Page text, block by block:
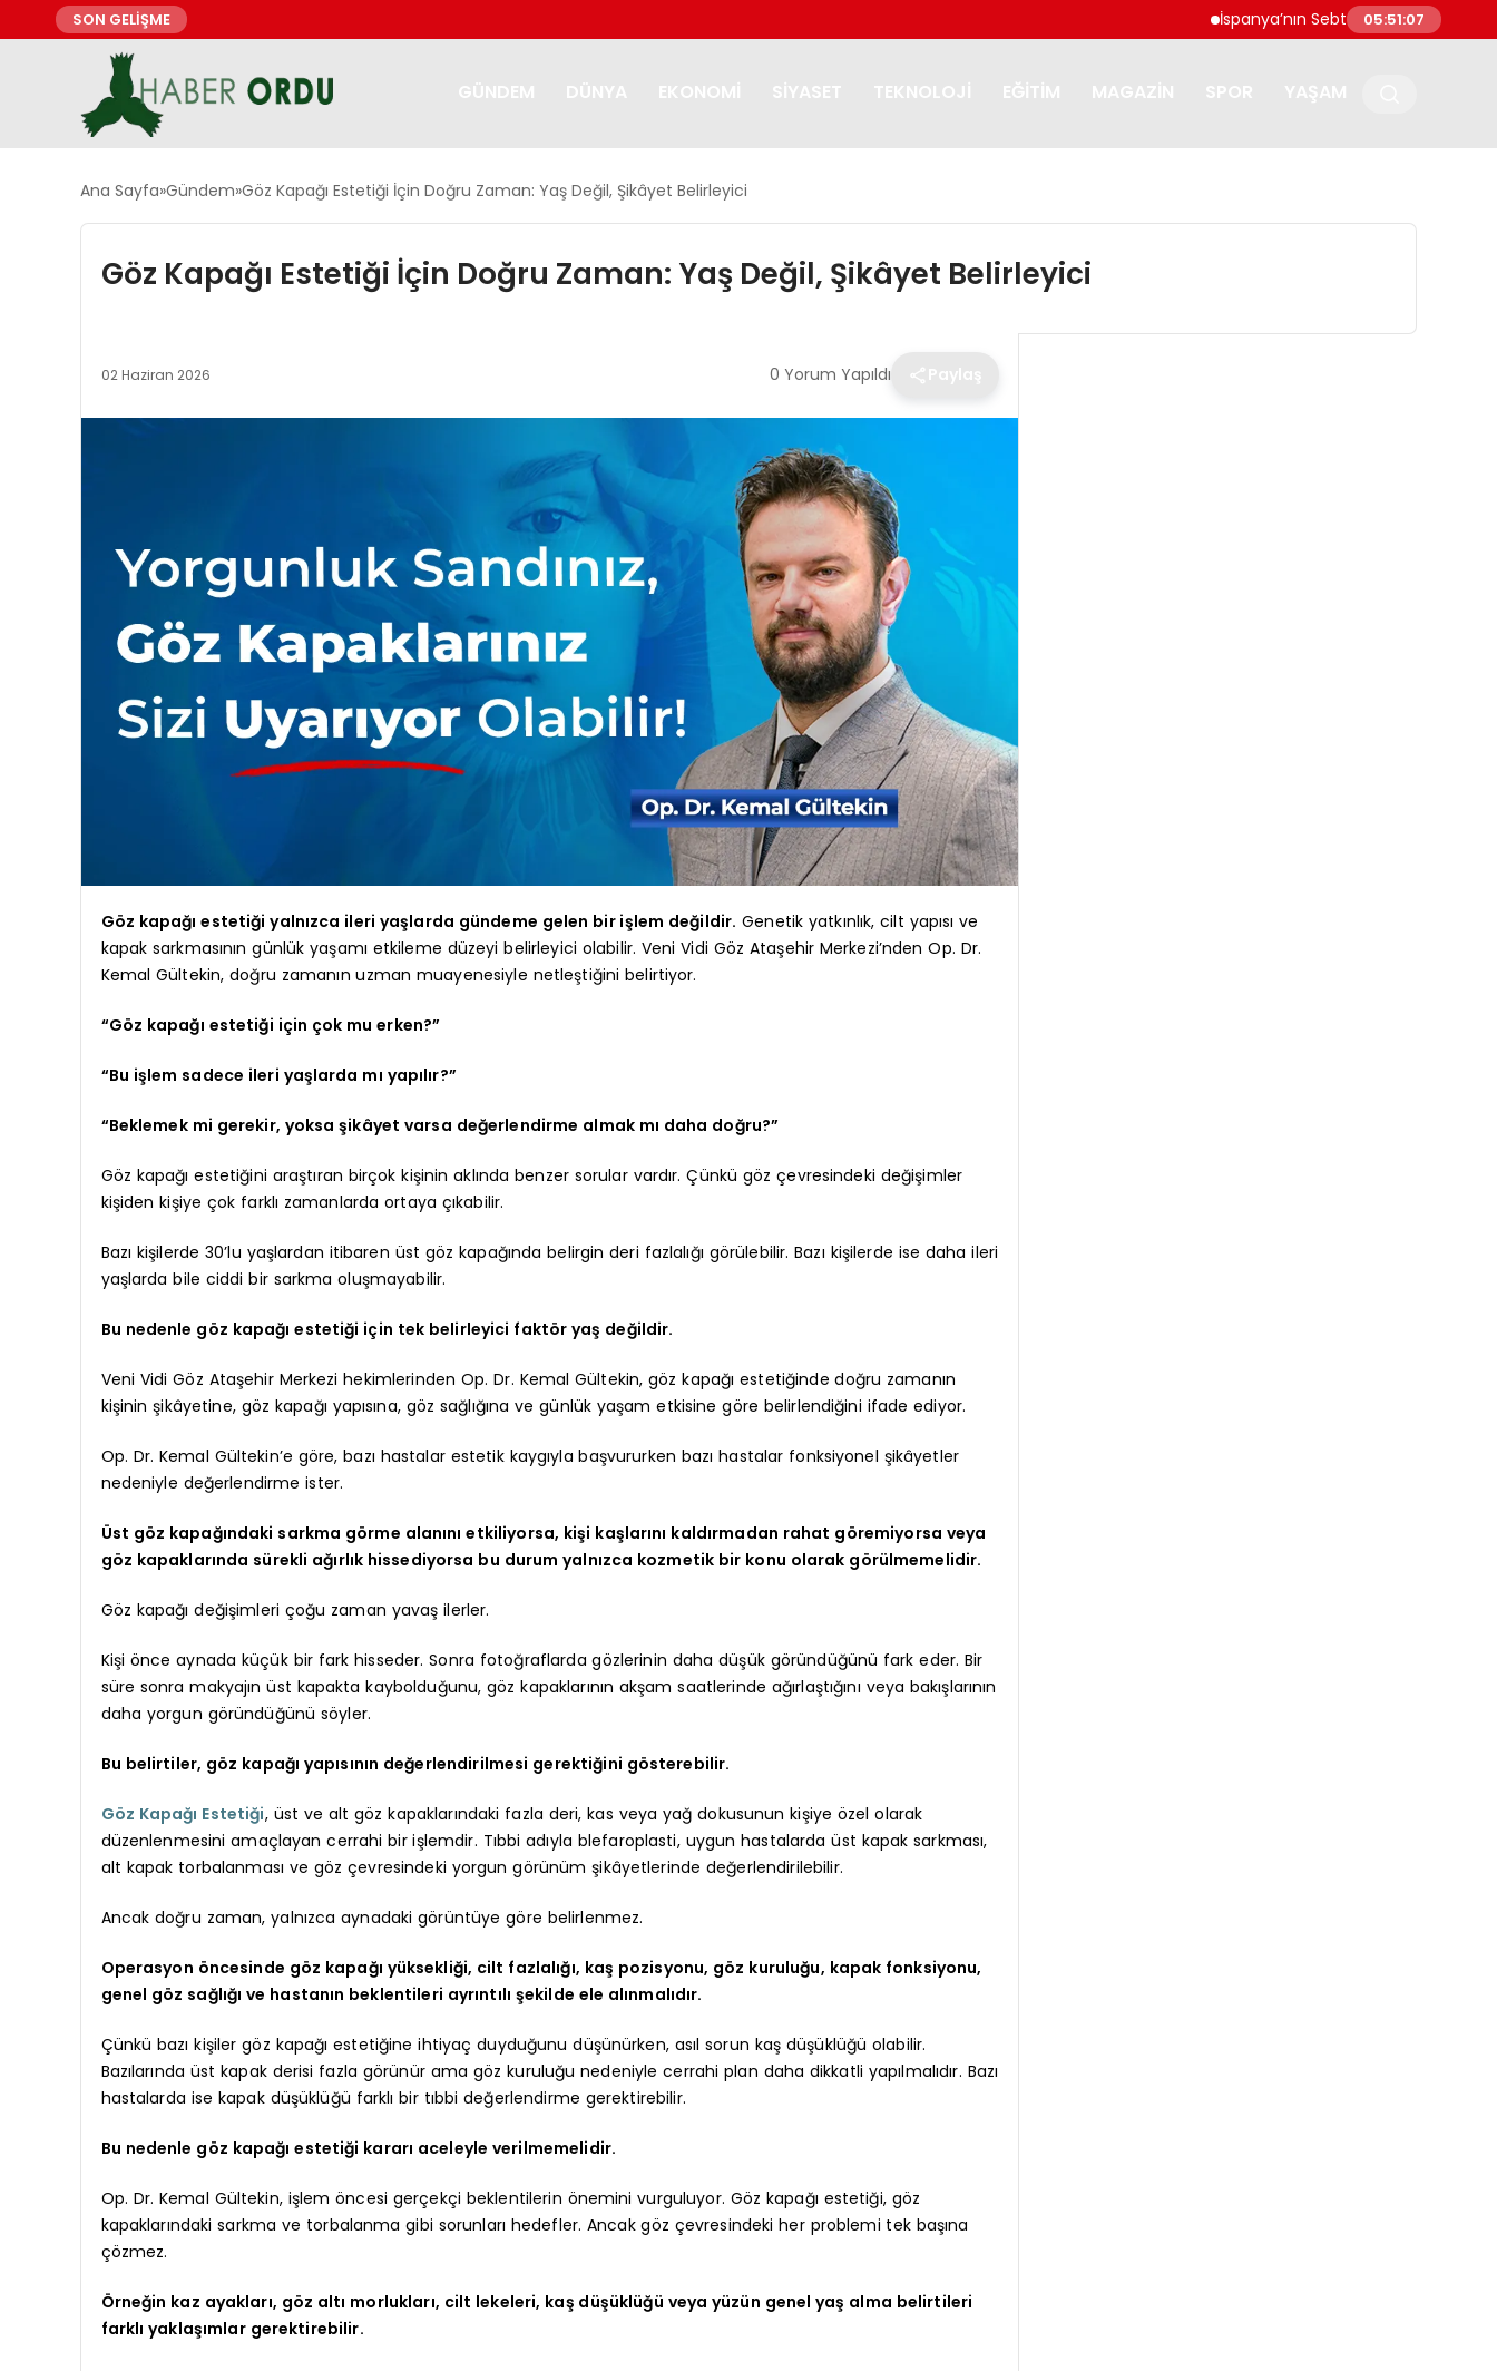
SON GELİŞME İspanya’nın Sebte kentine göçmen akını:
05:51:08
Ana Sayfa Gündem Göz Kapağı Estetiği İçin Doğru Zaman: Yaş Değil, Şikâyet Belirleyici
Göz Kapağı Estetiği İçin Doğru Zaman: Yaş Değil, Şikâyet Belirleyici
02 Haziran 2026 0 Yorum Yapıldı
Göz kapağı estetiği yalnızca ileri yaşlarda gündeme gelen bir işlem değildir. Genetik yatkınlık, cilt yapısı ve
kapak sarkmasının günlük yaşamı etkileme düzeyi belirleyici olabilir. Veni Vidi Göz Ataşehir Merkezi’nden Op. Dr.
Kemal Gültekin, doğru zamanın uzman muayenesiyle netleştiğini belirtiyor.
“Göz kapağı estetiği için çok mu erken?”
“Bu işlem sadece ileri yaşlarda mı yapılır?”
“Beklemek mi gerekir, yoksa şikâyet varsa değerlendirme almak mı daha doğru?”
Göz kapağı estetiğini araştıran birçok kişinin aklında benzer sorular vardır. Çünkü göz çevresindeki değişimler
kişiden kişiye çok farklı zamanlarda ortaya çıkabilir.
Bazı kişilerde 30’lu yaşlardan itibaren üst göz kapağında belirgin deri fazlalığı görülebilir. Bazı kişilerde ise daha ileri
yaşlarda bile ciddi bir sarkma oluşmayabilir.
Bu nedenle göz kapağı estetiği için tek belirleyici faktör yaş değildir.
Veni Vidi Göz Ataşehir Merkezi hekimlerinden Op. Dr. Kemal Gültekin, göz kapağı estetiğinde doğru zamanın
kişinin şikâyetine, göz kapağı yapısına, göz sağlığına ve günlük yaşam etkisine göre belirlendiğini ifade ediyor.
Op. Dr. Kemal Gültekin’e göre, bazı hastalar estetik kaygıyla başvururken bazı hastalar fonksiyonel şikâyetler
nedeniyle değerlendirme ister.
Üst göz kapağındaki sarkma görme alanını etkiliyorsa, kişi kaşlarını kaldırmadan rahat göremiyorsa veya
göz kapaklarında sürekli ağırlık hissediyorsa bu durum yalnızca kozmetik bir konu olarak görülmemelidir.
Göz kapağı değişimleri çoğu zaman yavaş ilerler.
Kişi önce aynada küçük bir fark hisseder. Sonra fotoğraflarda gözlerinin daha düşük göründüğünü fark eder. Bir
süre sonra makyajın üst kapakta kaybolduğunu, göz kapaklarının akşam saatlerinde ağırlaştığını veya bakışlarının
daha yorgun göründüğünü söyler.
Bu belirtiler, göz kapağı yapısının değerlendirilmesi gerektiğini gösterebilir.
Göz Kapağı Estetiği, üst ve alt göz kapaklarındaki fazla deri, kas veya yağ dokusunun kişiye özel olarak
düzenlenmesini amaçlayan cerrahi bir işlemdir. Tıbbi adıyla blefaroplasti, uygun hastalarda üst kapak sarkması,
alt kapak torbalanması ve göz çevresindeki yorgun görünüm şikâyetlerinde değerlendirilebilir.
Ancak doğru zaman, yalnızca aynadaki görüntüye göre belirlenmez.
Operasyon öncesinde göz kapağı yüksekliği, cilt fazlalığı, kaş pozisyonu, göz kuruluğu, kapak fonksiyonu,
genel göz sağlığı ve hastanın beklentileri ayrıntılı şekilde ele alınmalıdır.
Çünkü bazı kişiler göz kapağı estetiğine ihtiyaç duyduğunu düşünürken, asıl sorun kaş düşüklüğü olabilir.
Bazılarında üst kapak derisi fazla görünür ama göz kuruluğu nedeniyle cerrahi plan daha dikkatli yapılmalıdır. Bazı
hastalarda ise kapak düşüklüğü farklı bir tıbbi değerlendirme gerektirebilir.
Bu nedenle göz kapağı estetiği kararı aceleyle verilmemelidir.
Op. Dr. Kemal Gültekin, işlem öncesi gerçekçi beklentilerin önemini vurguluyor. Göz kapağı estetiği, göz
kapaklarındaki sarkma ve torbalanma gibi sorunları hedefler. Ancak göz çevresindeki her problemi tek başına
çözmez.
Örneğin kaz ayakları, göz altı morlukları, cilt lekeleri, kaş düşüklüğü veya yüzün genel yaş alma belirtileri
farklı yaklaşımlar gerektirebilir.